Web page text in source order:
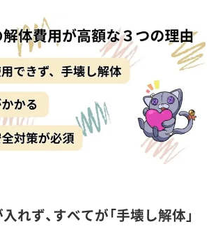
れず、すべてが「手壊し解体」